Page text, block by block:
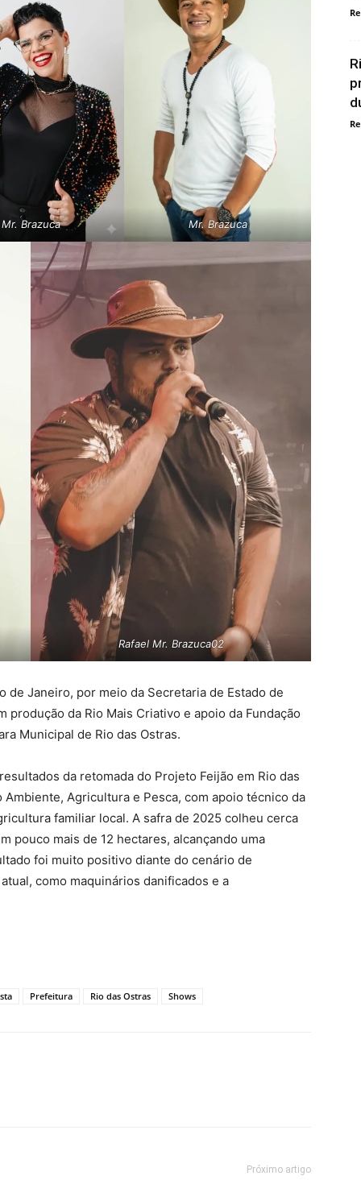
Mr. Brazuca Mr. Brazuca
Rafael Mr. Brazuca02
de Janeiro, por meio da Secretaria de Estado de
produção da Rio Mais Criativo e apoio da Fundação
Municipal de Rio das Ostras.
da retomada do Projeto Feijão em Rio das
Agricultura e Pesca, com apoio técnico da
familiar local. A safra de 2025 colheu cerca
pouco mais de 12 hectares, alcançando uma
foi muito positivo diante do cenário de
como maquinários danificados e a
Prefeitura Rio das Ostras Shows
Próximo artigo